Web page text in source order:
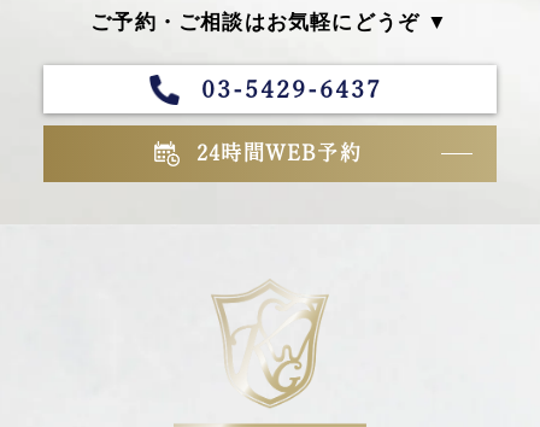
ご予約・ご相談はお気軽にどうぞ ▼
03-5429-6437
24時間WEB予約